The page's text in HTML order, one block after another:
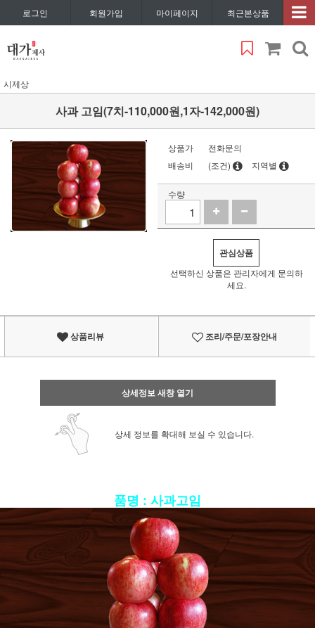
로그인 회원가입 마이페이지 최근본상품
시제상
사과 고임(7치-110,000원,1자-142,000원)
상품가
전화문의
배송비
(조건) 지역별
수량
관심상품
선택하신 상품은 관리자에게 문의하
세요.
상품리뷰 조리/주문/포장안내
상세정보 새창 열기
상세 정보를 확대해 보실 수 있습니다.
품명 : 사과고임